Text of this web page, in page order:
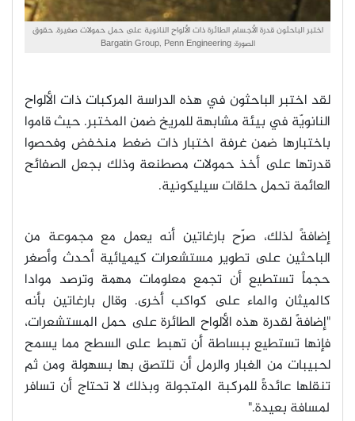
اختبر الباحثون قدرة الأجسام الطائرة ذات الألواح النانوية على حمل حمولات صغيرة. حقوق
الصورة: Bargatin Group, Penn Engineering
لقد اختبر الباحثون في هذه الدراسة المركبات ذات الألواح
النانويّة في بيئة مشابهة للمريخ ضمن المختبر. حيث قاموا
باختبارها ضمن غرفة اختبار ذات ضغط منخفض وفحصوا
قدرتها على أخذ حمولات مصطنعة وذلك بجعل الصفائح
العائمة تحمل حلقات سيليكونية.
إضافةً لذلك، صرّح بارغاتين أنه يعمل مع مجموعة من
الباحثين على تطوير مستشعرات كيميائية أحدث وأصغر
حجماً تستطيع أن تجمع معلومات مهمة وترصد موادا
كالميثان والماء على كواكب أخرى. وقال بارغاتين بأنه
"إضافةً لقدرة هذه الألواح الطائرة على حمل المستشعرات،
فإنها تستطيع ببساطة أن تهبط على السطح مما يسمح
لحبيبات من الغبار والرمل أن تلتصق بها بسهولة ومن ثم
تنقلها عائدةً للمركبة المتجولة وبذلك لا تحتاج أن تسافر
لمسافة بعيدة."